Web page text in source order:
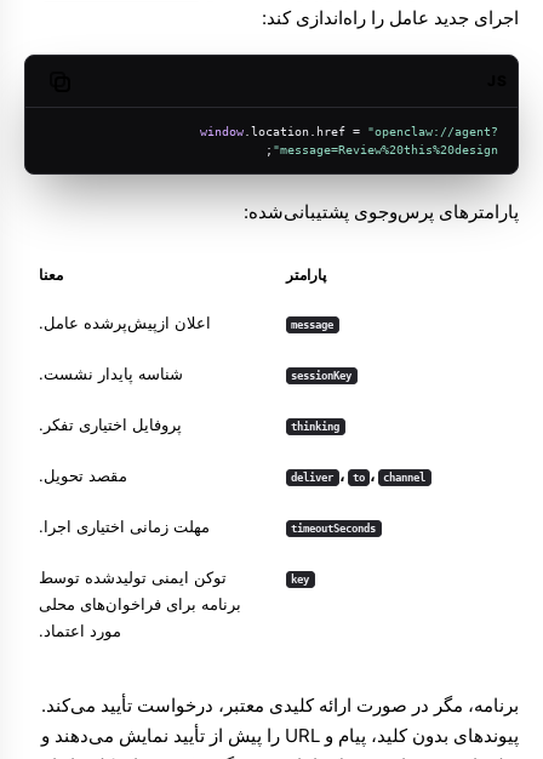
اجرای جدید عامل را راه‌اندازی کند:
window location href = "openclaw://agent?
message=Review%20this%20design"
;
پارامترهای پرس‌وجوی پشتیبانی‌شده:
پارامتر معنا
message اعلان ازپیش‌پرشده عامل.
sessionKey شناسه پایدار نشست.
thinking پروفایل اختیاری تفکر.
deliver ، to ، channel مقصد تحویل.
timeoutSeconds مهلت زمانی اختیاری اجرا.
key
توکن ایمنی تولیدشده توسط
برنامه برای فراخوان‌های محلی
مورد اعتماد.
برنامه، مگر در صورت ارائه کلیدی معتبر، درخواست تأیید می‌کند.
پیوندهای بدون کلید، پیام و URL را پیش از تأیید نمایش می‌دهند و